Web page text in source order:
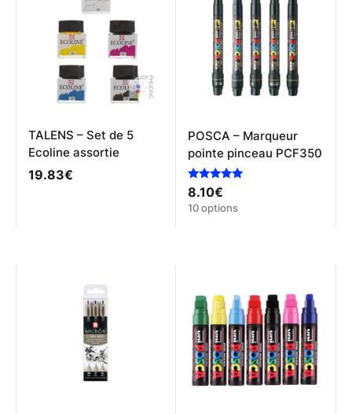
TALENS – Set de 5
Ecoline assortie
19.83€
POSCA – Marqueur
pointe pinceau PCF350
Note
5.00
sur 5
8.10€
Ce
options
peuvent
être
choisies
sur
la
10 options